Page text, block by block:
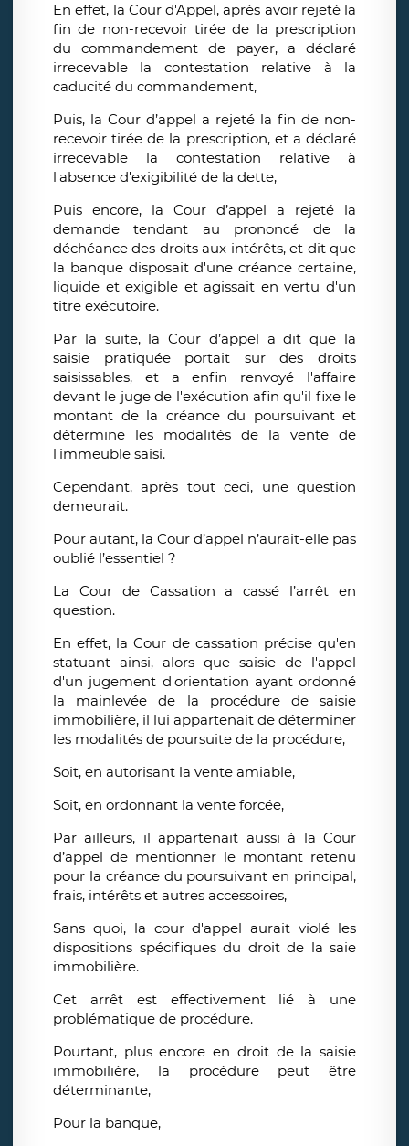
En effet, la Cour d'Appel, après avoir rejeté la
fin de non-recevoir tirée de la prescription
du commandement de payer, a déclaré
irrecevable la contestation relative à la
caducité du commandement,
Puis, la Cour d’appel a rejeté la fin de non-
recevoir tirée de la prescription, et a déclaré
irrecevable la contestation relative à
l'absence d'exigibilité de la dette,
Puis encore, la Cour d’appel a rejeté la
demande tendant au prononcé de la
déchéance des droits aux intérêts, et dit que
la banque disposait d'une créance certaine,
liquide et exigible et agissait en vertu d'un
titre exécutoire.
Par la suite, la Cour d’appel a dit que la
saisie pratiquée portait sur des droits
saisissables, et a enfin renvoyé l'affaire
devant le juge de l'exécution afin qu'il fixe le
montant de la créance du poursuivant et
détermine les modalités de la vente de
l'immeuble saisi.
Cependant, après tout ceci, une question
demeurait.
Pour autant, la Cour d’appel n’aurait-elle pas
oublié l’essentiel ?
La Cour de Cassation a cassé l’arrêt en
question.
En effet, la Cour de cassation précise qu'en
statuant ainsi, alors que saisie de l'appel
d'un jugement d'orientation ayant ordonné
la mainlevée de la procédure de saisie
immobilière, il lui appartenait de déterminer
les modalités de poursuite de la procédure,
Soit, en autorisant la vente amiable,
Soit, en ordonnant la vente forcée,
Par ailleurs, il appartenait aussi à la Cour
d’appel de mentionner le montant retenu
pour la créance du poursuivant en principal,
frais, intérêts et autres accessoires,
Sans quoi, la cour d'appel aurait violé les
dispositions spécifiques du droit de la saie
immobilière.
Cet arrêt est effectivement lié à une
problématique de procédure.
Pourtant, plus encore en droit de la saisie
immobilière, la procédure peut être
déterminante,
Pour la banque,